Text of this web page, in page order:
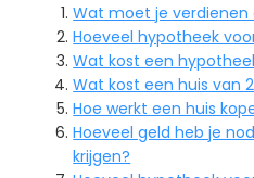
Wat moet je verdienen
Hoeveel hypotheek
Wat kost een
Wat kost een huis van
Hoe werkt een huis
Hoeveel geld heb je
krijgen?